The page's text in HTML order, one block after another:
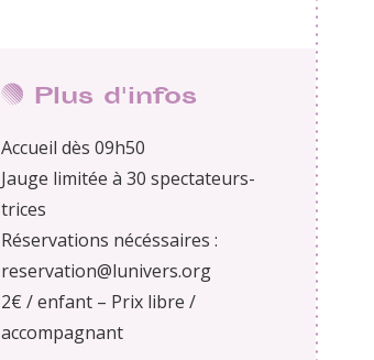
Plus d'infos
Accueil dès 09h50
Jauge limitée à 30 spectateurs-
trices
Réservations nécéssaires :
reservation@lunivers.org
2€ / enfant – Prix libre /
accompagnant